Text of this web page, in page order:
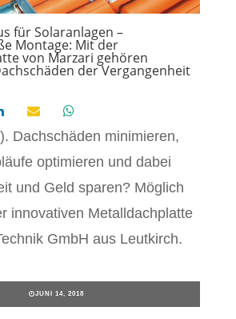
für Solaranlagen –
Montage: Mit der
von Marzari gehören
der Vergangenheit
Dachschäden minimieren,
optimieren und dabei
und Geld sparen? Möglich
innovativen Metalldachplatte
GmbH aus Leutkirch.
JUNI 14, 2018